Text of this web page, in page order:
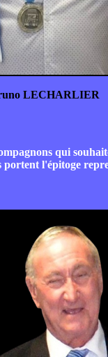
LECHARLIER
qui
portent l'épitoge